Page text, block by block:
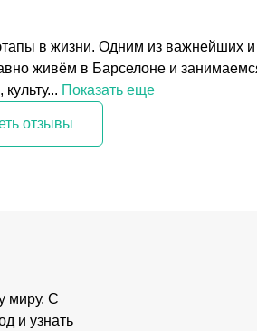
в жизни. Одним из важнейших
живём в Барселоне и
Показать еще
отзывы
миру. С
и узнать